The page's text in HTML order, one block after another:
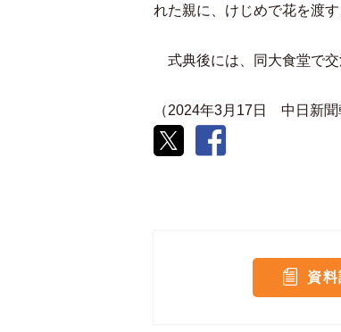
れた親に、けじめで花を渡
式典後には、同大食堂で
（2024年3月17日 中日新聞
資